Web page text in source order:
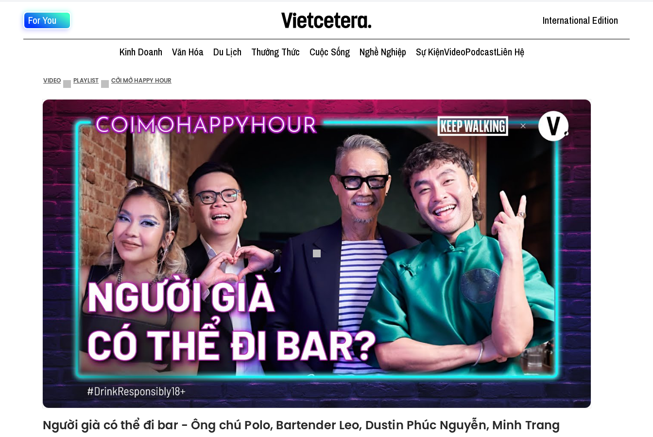
For You International Edition
Kinh Doanh Văn Hóa Du Lịch Thưởng Thức Cuộc Sống Nghề Nghiệp Sự KiệnVideoPodcastLiên Hệ
VIDEO PLAYLIST CỞI MỞ HAPPY HOUR
Người già có thể đi bar - Ông chú Polo, Bartender Leo, Dustin Phúc Nguyễn, Minh Trang